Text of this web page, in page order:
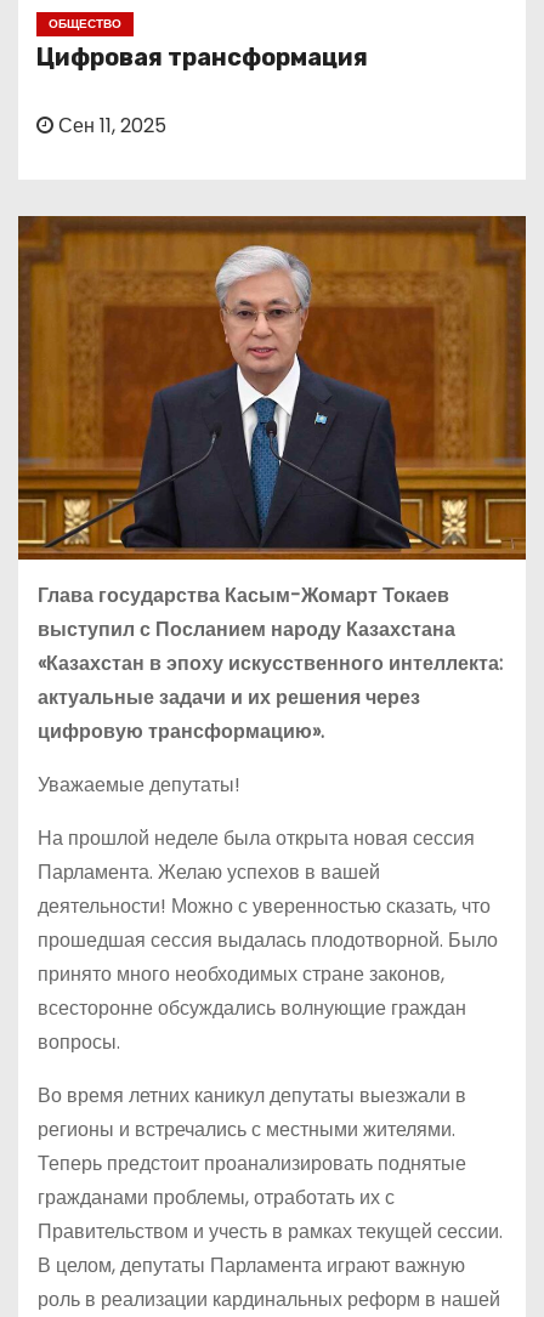
ОБЩЕСТВО
Цифровая трансформация
Сен 11, 2025
Глава государства Касым-Жомарт Токаев
выступил с Посланием народу Казахстана
«Казахстан в эпоху искусственного интеллекта:
актуальные задачи и их решения через
цифровую трансформацию».
Уважаемые депутаты!
На прошлой неделе была открыта новая сессия
Парламента. Желаю успехов в вашей
деятельности! Можно с уверенностью сказать, что
прошедшая сессия выдалась плодотворной. Было
принято много необходимых стране законов,
всесторонне обсуждались волнующие граждан
вопросы.
Во время летних каникул депутаты выезжали в
регионы и встречались с местными жителями.
Теперь предстоит проанализировать поднятые
гражданами проблемы, отработать их с
Правительством и учесть в рамках текущей сессии.
В целом, депутаты Парламента играют важную
роль в реализации кардинальных реформ в нашей